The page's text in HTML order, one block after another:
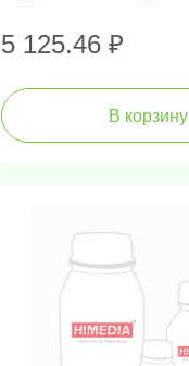
5 125.46 ₽
В корзину